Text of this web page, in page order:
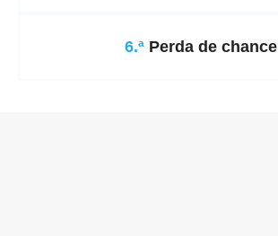
6.ª Perda de chance